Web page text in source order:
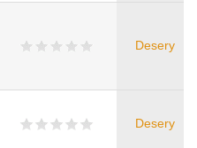
Desery
Desery